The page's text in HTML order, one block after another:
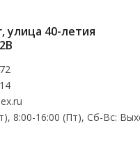
улица 40-летия
8:00-16:00 (Пт), Cб-Вс: